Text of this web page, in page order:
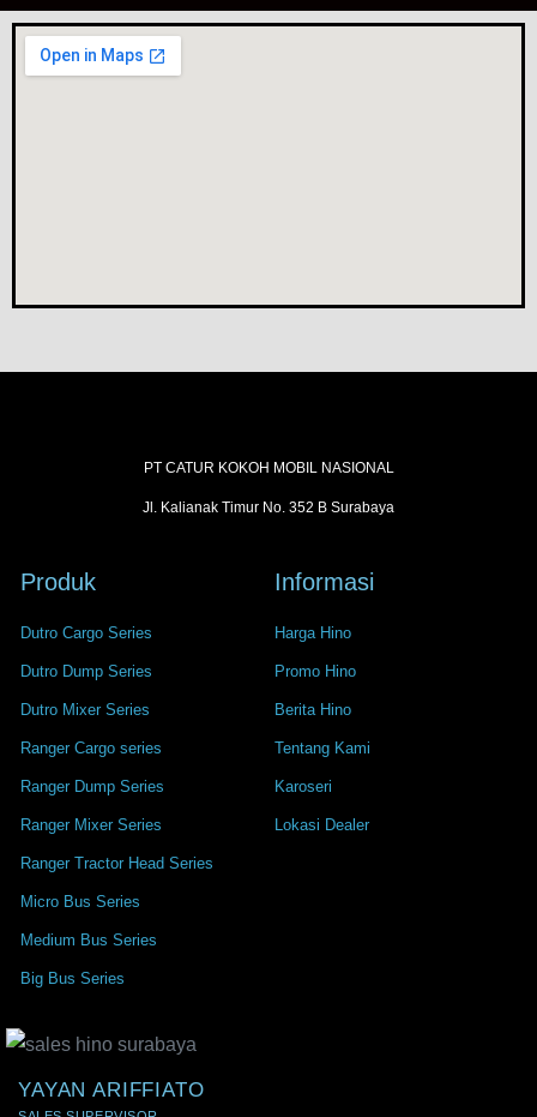
PT CATUR KOKOH MOBIL NASIONAL
Jl. Kalianak Timur No. 352 B Surabaya
Produk
Dutro Cargo Series
Dutro Dump Series
Dutro Mixer Series
Ranger Cargo series
Ranger Dump Series
Ranger Mixer Series
Ranger Tractor Head Series
Micro Bus Series
Medium Bus Series
Big Bus Series
Informasi
Harga Hino
Promo Hino
Berita Hino
Tentang Kami
Karoseri
Lokasi Dealer
YAYAN ARIFFIATO